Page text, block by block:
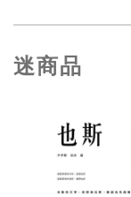
迷商品